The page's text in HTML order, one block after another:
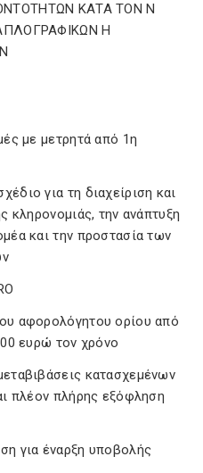
με μετρητά από 1η
για τη διαχείριση και
κληρονομιάς, την ανάπτυξη
και την προστασία των
αφορολόγητου ορίου από
ευρώ τον χρόνο
κατασχεμένων
πλέον πλήρης εξόφληση
για έναρξη υποβολής
ΚΑΤΑ ΤΟΝ Ν
Η